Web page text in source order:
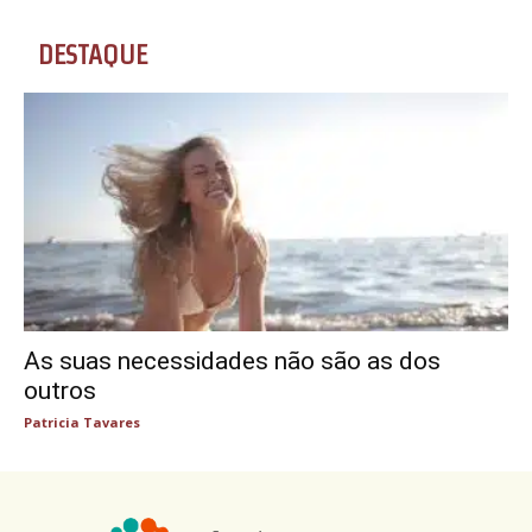
DESTAQUE
As suas necessidades não são as dos
outros
Patricia Tavares